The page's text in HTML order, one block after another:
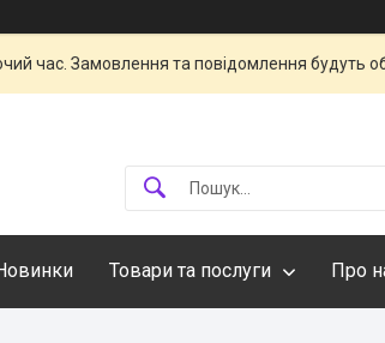
час. Замовлення та повідомлення будуть
Товари та послуги Про